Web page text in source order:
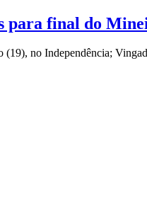
para final do
no Independência;